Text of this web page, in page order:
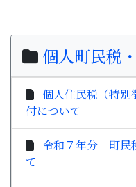
行政情報
個人町民税
個人住民税（特
付について
令和７年分 町民
て